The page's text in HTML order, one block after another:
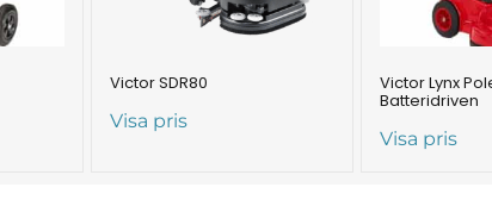
Victor SDR80
Visa pris
Victor Lynx
Batteridriven
Visa pris